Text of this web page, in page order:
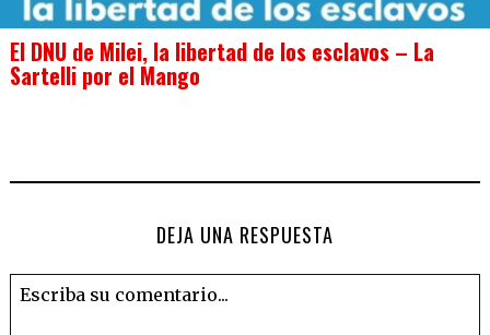
El DNU de Milei, la libertad de los esclavos – La
Sartelli por el Mango
DEJA UNA RESPUESTA